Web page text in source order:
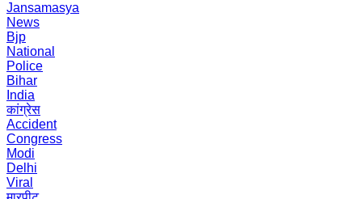
Jansamasya
News
Bjp
National
Police
Bihar
India
कांग्रेस
Accident
Congress
Modi
Delhi
Viral